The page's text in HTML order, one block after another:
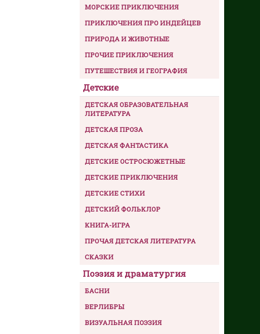
МОРСКИЕ ПРИКЛЮЧЕНИЯ
ПРИКЛЮЧЕНИЯ ПРО ИНДЕЙЦЕВ
ПРИРОДА И ЖИВОТНЫЕ
ПРОЧИЕ ПРИКЛЮЧЕНИЯ
ПУТЕШЕСТВИЯ И ГЕОГРАФИЯ
Детские
ДЕТСКАЯ ОБРАЗОВАТЕЛЬНАЯ
ЛИТЕРАТУРА
ДЕТСКАЯ ПРОЗА
ДЕТСКАЯ ФАНТАСТИКА
ДЕТСКИЕ ОСТРОСЮЖЕТНЫЕ
ДЕТСКИЕ ПРИКЛЮЧЕНИЯ
ДЕТСКИЕ СТИХИ
ДЕТСКИЙ ФОЛЬКЛОР
КНИГА-ИГРА
ПРОЧАЯ ДЕТСКАЯ ЛИТЕРАТУРА
СКАЗКИ
Поэзия и драматургия
БАСНИ
ВЕРЛИБРЫ
ВИЗУАЛЬНАЯ ПОЭЗИЯ